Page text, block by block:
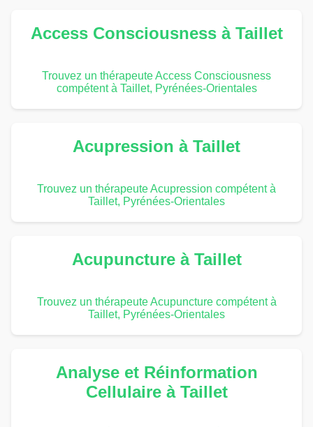
Access Consciousness à Taillet
Trouvez un thérapeute Access Consciousness
compétent à Taillet, Pyrénées-Orientales
Acupression à Taillet
Trouvez un thérapeute Acupression compétent à
Taillet, Pyrénées-Orientales
Acupuncture à Taillet
Trouvez un thérapeute Acupuncture compétent à
Taillet, Pyrénées-Orientales
Analyse et Réinformation
Cellulaire à Taillet